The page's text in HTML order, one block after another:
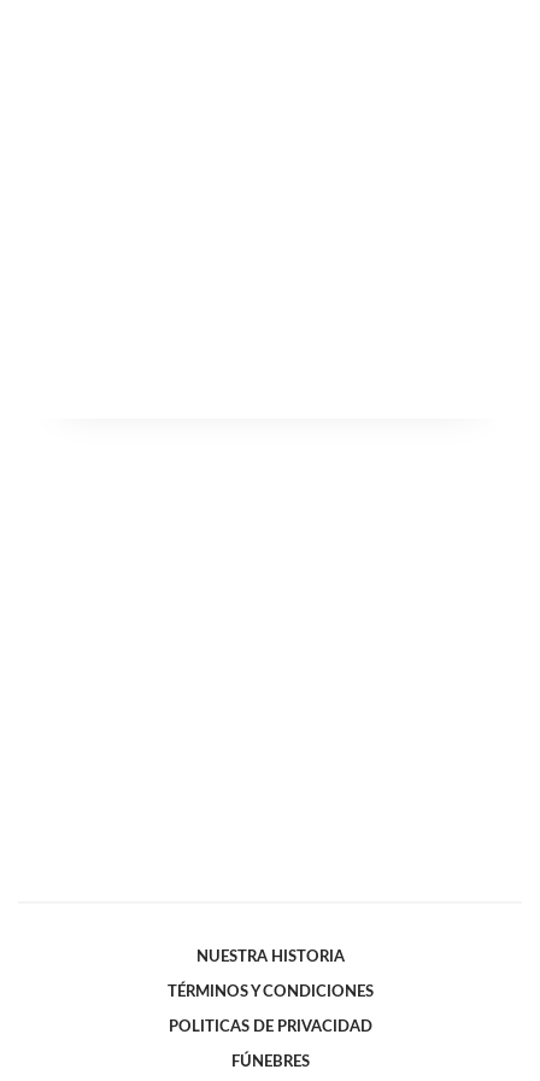
NUESTRA HISTORIA
TÉRMINOS Y CONDICIONES
POLITICAS DE PRIVACIDAD
FÚNEBRES